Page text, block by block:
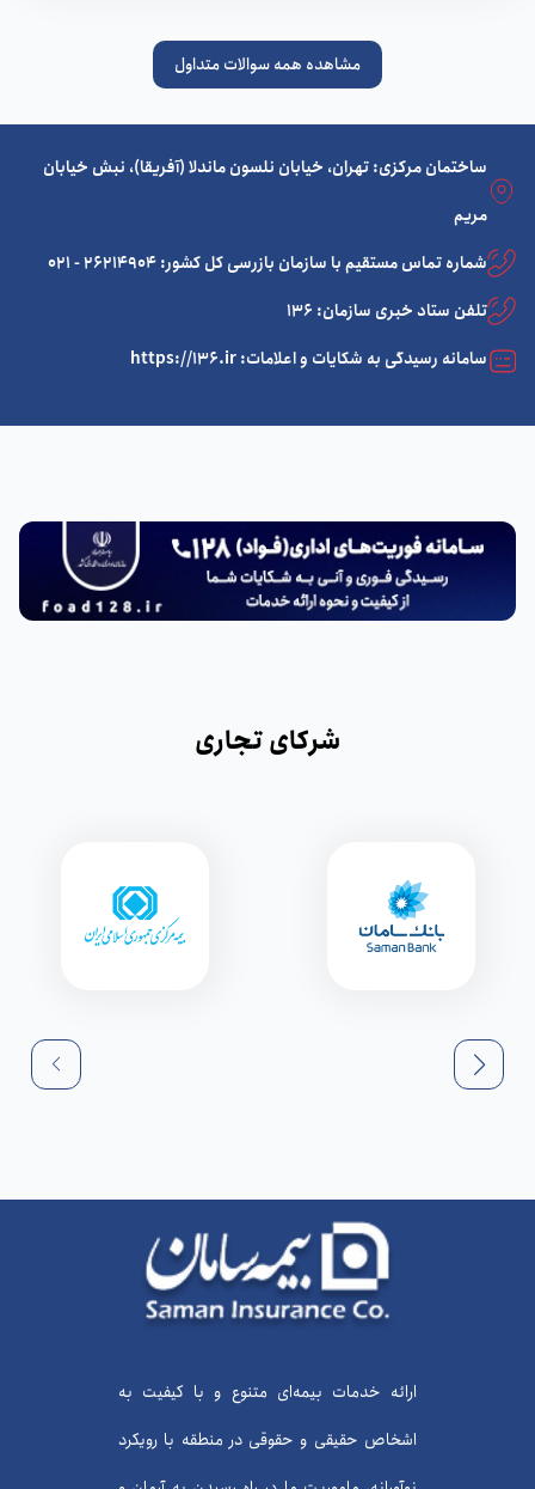
مشاهده همه سوالات متداول
ساختمان مرکزی: تهران، خیابان نلسون ماندلا (آفریقا)، نبش خیابان
مریم
شماره تماس مستقیم با سازمان بازرسی کل کشور: 26214904 - 021
تلفن ستاد خبری سازمان: 136
سامانه رسیدگی به شکایات و اعلامات: https://136.ir
شرکای تجاری
ارائه خدمات بیمه‌ای متنوع و با کیفیت به
اشخاص حقیقی و حقوقی در منطقه با رویکرد